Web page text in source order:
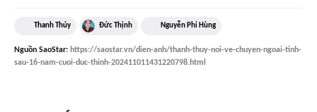
Thanh Thúy Đức Thịnh Nguyễn Phi Hùng
Nguồn SaoStar: https://saostar.vn/dien-anh/thanh-thuy-noi-ve-chuyen-ngoai-tinh-
sau-16-nam-cuoi-duc-thinh-202411011431220798.html